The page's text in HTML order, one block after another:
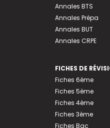
Annales BTS
Annales Prépa
Annales BUT
Annales CRPE
FICHES DE
Fiches 6ème
Fiches 5ème
Fiches 4ème
Fiches 3ème
Fiches Bac